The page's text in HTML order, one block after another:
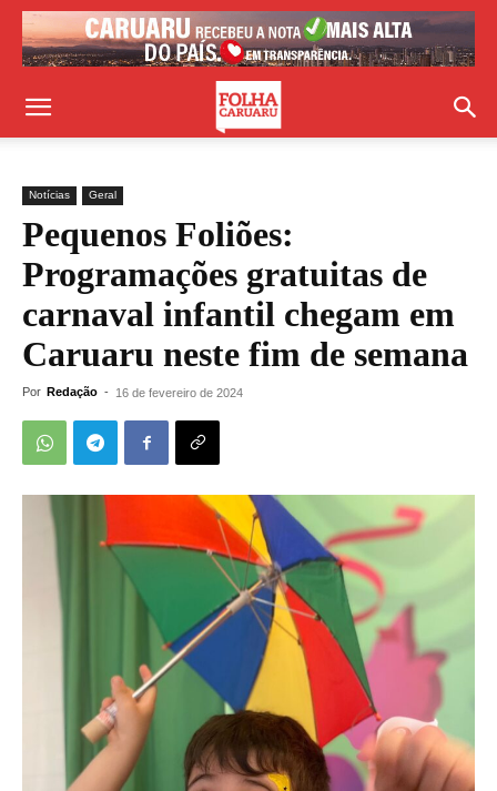
Notícias Geral
Pequenos Foliões:
Programações gratuitas de
carnaval infantil chegam em
Caruaru neste fim de semana
Por Redação - 16 de fevereiro de 2024